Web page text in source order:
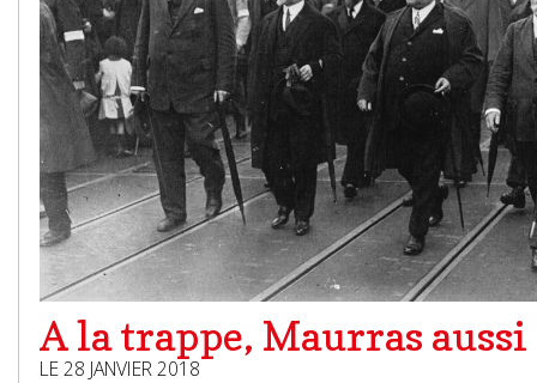
A la trappe, Maurras aussi
LE 28 JANVIER 2018